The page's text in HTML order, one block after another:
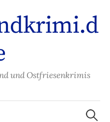
und Ostfriesenkrimis
Suchen
nach: